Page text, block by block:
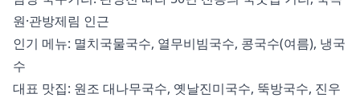
원·관방제림 인근
인기 메뉴: 멸치국물국수, 열무비빔국수, 콩국수(여름), 냉국
수
대표 맛집: 원조 대나무국수, 옛날진미국수, 뚝방국수, 진우